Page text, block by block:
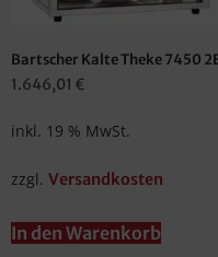
Bartscher Kalte Theke 7450
1.646,01 €
inkl. 19 % MwSt.
zzgl. Versandkosten
In den Warenkorb